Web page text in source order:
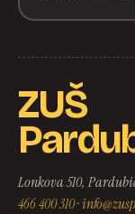
ZUŠ
Lonkova 510,
466 400 310·